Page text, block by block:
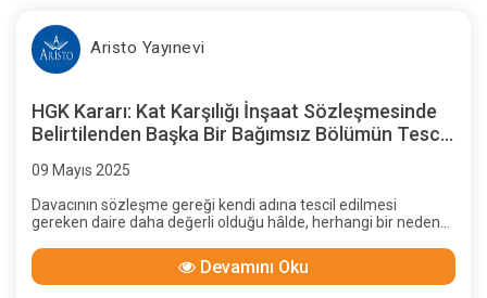
Aristo Yayınevi
HGK Kararı: Kat Karşılığı İnşaat Sözleşmesinde
Belirtilenden Başka Bir Bağımsız Bölümün Tescil
Gerekmediği
09 Mayıs 2025
Davacının sözleşme gereği kendi adına tescil edilmesi
gereken daire daha değerli olduğu hâlde, herhangi bir neden
hayatın olağan akışına aykırı olup, tüm bu hususlar
değerlendirildiğinde, davacının iradesinin hile ile
Devamını Oku